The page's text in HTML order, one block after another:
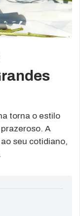
torna o estilo
A
seu cotidiano,